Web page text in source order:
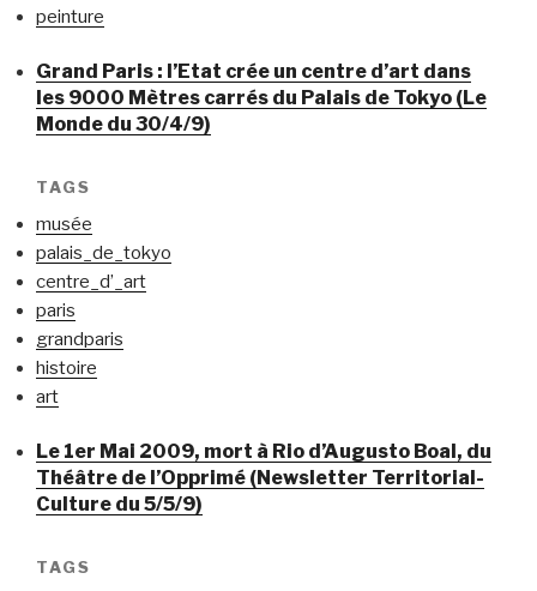
peinture
Grand Paris : l’Etat crée un centre d’art dans
les 9000 Mètres carrés du Palais de Tokyo (Le
Monde du 30/4/9)
TAGS
musée
palais_de_tokyo
centre_d’_art
paris
grandparis
histoire
art
Le 1er Mai 2009, mort à Rio d’Augusto Boal, du
Théâtre de l’Opprimé (Newsletter Territorial-
Culture du 5/5/9)
TAGS